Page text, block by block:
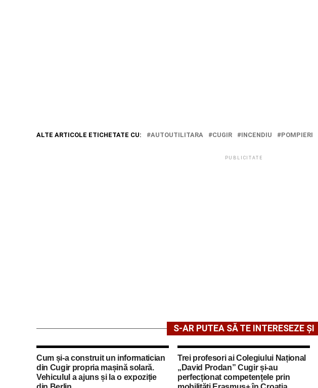
ALTE ARTICOLE ETICHETATE CU: AUTOUTILITARA CUGIR INCENDIU POMPIERI
PUBLICITATE
S-AR PUTEA SĂ TE INTERESEZE ȘI
Cum și-a construit un informatician
din Cugir propria mașină solară.
Vehiculul a ajuns și la o expoziție
Trei profesori ai Colegiului Național
„David Prodan” Cugir și-au
perfecționat competențele prin